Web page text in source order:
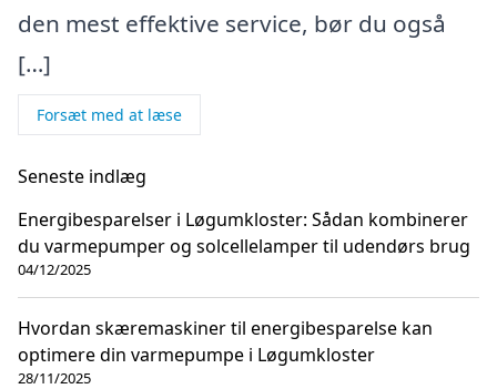
den mest effektive service, bør du også
[…]
Forsæt med at læse
Seneste indlæg
Energibesparelser i Løgumkloster: Sådan kombinerer
du varmepumper og solcellelamper til udendørs brug
04/12/2025
Hvordan skæremaskiner til energibesparelse kan
optimere din varmepumpe i Løgumkloster
28/11/2025